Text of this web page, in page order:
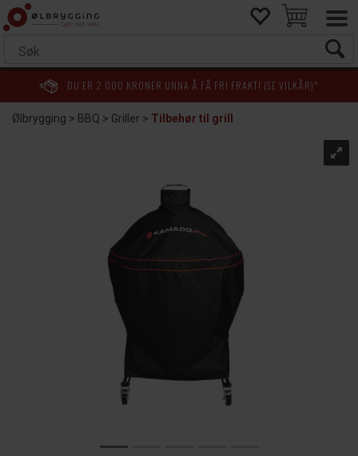
DU ER 2 000 KRONER UNNA Å FÅ FRI FRAKT! (SE VILKÅR)*
Ølbrygging>BBQ>Griller>Tilbehør til grill